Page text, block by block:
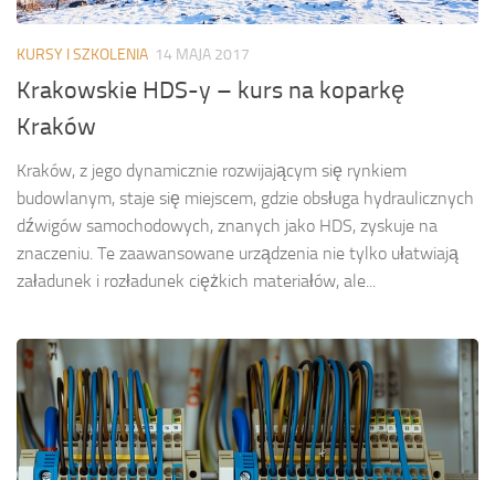
KURSY I SZKOLENIA 14 MAJA 2017
Krakowskie HDS-y – kurs na koparkę
Kraków
Kraków, z jego dynamicznie rozwijającym się rynkiem
budowlanym, staje się miejscem, gdzie obsługa hydraulicznych
dźwigów samochodowych, znanych jako HDS, zyskuje na
znaczeniu. Te zaawansowane urządzenia nie tylko ułatwiają
załadunek i rozładunek ciężkich materiałów, ale...